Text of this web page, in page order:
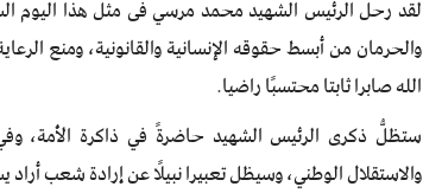
والحرمان من أبسط حقوقه الإنسانية والقانونية، ومنع
الله صابرا ثابتا محتسبًا راضيا.
ستظلُّ ذكرى الرئيس الشهيد حاضرةً في ذاكرة الأمة، وفي
والاستقلال الوطني، وسيظل تعبيرا نبيلًا عن إرادة شعب أراد